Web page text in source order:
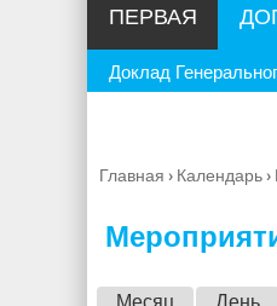
ПЕРВАЯ
Доклад
Вы
Главная › Календарь›